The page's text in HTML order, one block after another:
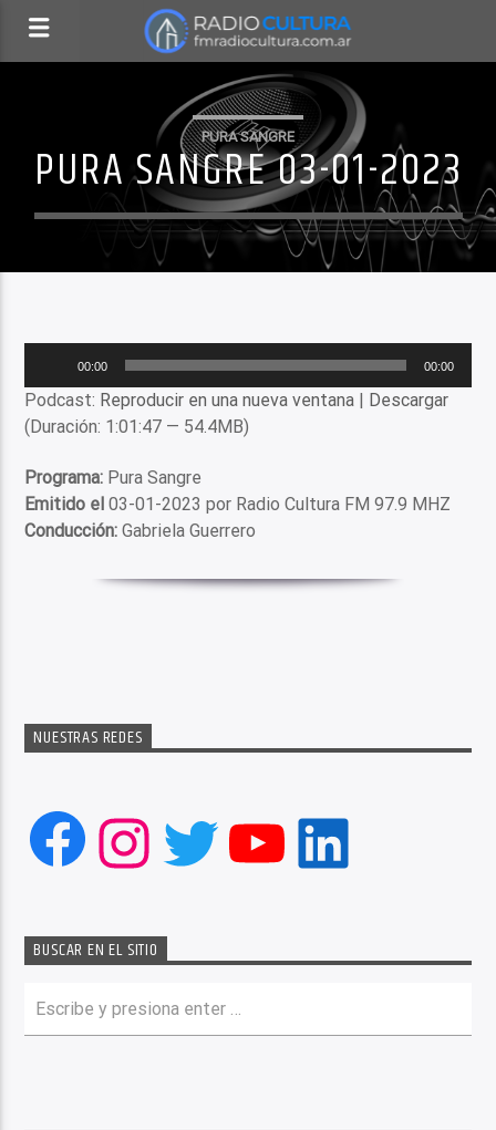
PURA SANGRE
PURA SANGRE 03-01-2023
audio
00:00 00:00
Podcast: Reproducir en una nueva ventana | Descargar
(Duración: 1:01:47 — 54.4MB)
Programa: Pura Sangre
Emitido el 03-01-2023 por Radio Cultura FM 97.9 MHZ
Conducción: Gabriela Guerrero
NUESTRAS REDES
Facebook
Instagram
Twitter
YouTube
LinkedIn
BUSCAR EN EL SITIO